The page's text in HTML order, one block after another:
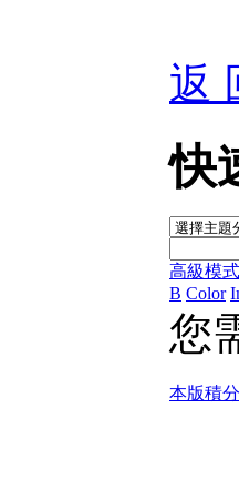
返
快
高級模式
B Color
您
本版積